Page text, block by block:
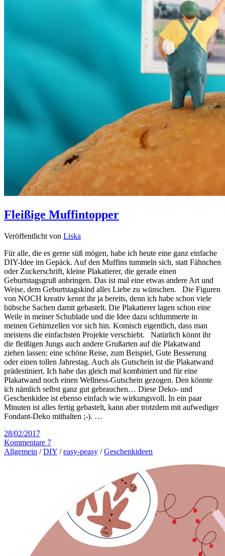
Fleißige Muffintopper
Veröffentlicht von Liska
Für alle, die es gerne süß mögen, habe ich heute eine ganz einfache
DIY-Idee im Gepäck. Auf den Muffins tummeln sich, statt Fähnchen
oder Zuckerschrift, kleine Plakatierer, die gerade einen
Geburtstagsgruß anbringen. Das ist mal eine etwas andere Art und
Weise, dem Geburtstagskind alles Liebe zu wünschen. Die Figuren
von NOCH kreativ kennt ihr ja bereits, denn ich habe schon viele
hübsche Sachen damit gebastelt. Die Plakatierer lagen schon eine
Weile in meiner Schublade und die Idee dazu schlummerte in
meinen Gehirnzellen vor sich hin. Komisch eigentlich, dass man
meistens die einfachsten Projekte verschiebt. Natürlich könnt ihr
die fleißigen Jungs auch andere Grußarten auf die Plakatwand
ziehen lassen: eine schöne Reise, zum Beispiel, Gute Besserung
oder einen tollen Jahrestag. Auch als Gutschein ist die Plakatwand
prädestiniert. Ich habe das gleich mal kombiniert und für eine
Plakatwand noch einen Wellness-Gutschein gezogen. Den könnte
ich nämlich selbst ganz gut gebrauchen… Diese Deko- und
Geschenkidee ist ebenso einfach wie wirkungsvoll. In ein paar
Minuten ist alles fertig gebastelt, kann aber trotzdem mit aufwediger
Fondant-Deko mithalten ;-). …
28/02/2017
Kommentare 7
Allgemein /DIY /easy-peasy /Geschenkideen